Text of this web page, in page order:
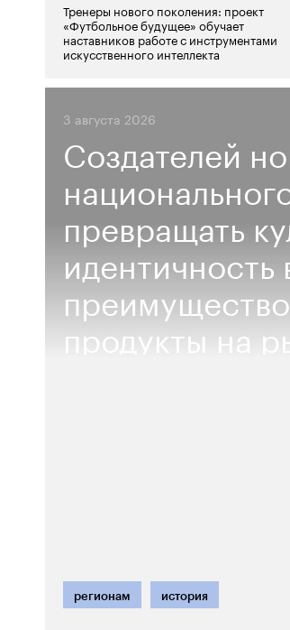
Тренеры нового поколения: проект
«Футбольное будущее» обучает
наставников работе с инструментами
искусственного интеллекта
3 августа 2026
Создателей
превращать
идентичность
продукты на
регионам история